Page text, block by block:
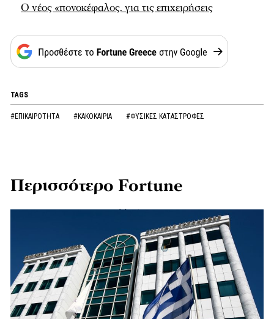
Ο νέος «πονοκέφαλος. για τις επιχειρήσεις
TAGS
#ΕΠΙΚΑΙΡΟΤΗΤΑ #ΚΑΚΟΚΑΙΡΙΑ #ΦΥΣΙΚΕΣ ΚΑΤΑΣΤΡΟΦΕΣ
Περισσότερο Fortune